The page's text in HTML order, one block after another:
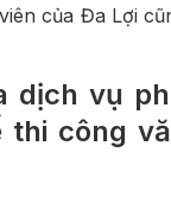
của Đa Lợi
dịch vụ
thi công